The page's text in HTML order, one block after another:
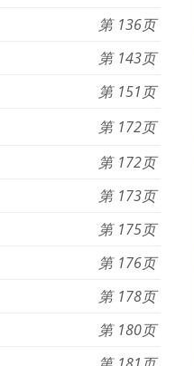
136
143
151
172
172
173
175
176
178
180